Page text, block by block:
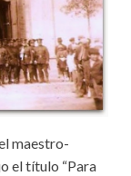
maestro-
el título “Para